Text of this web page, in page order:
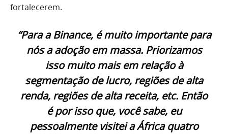
fortalecerem.
“Para a Binance, é muito importante para
nós a adoção em massa. Priorizamos
isso muito mais em relação à
segmentação de lucro, regiões de alta
renda, regiões de alta receita, etc. Então
é por isso que, você sabe, eu
pessoalmente visitei a África quatro